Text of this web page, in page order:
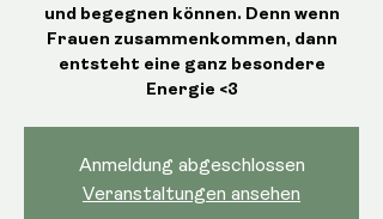
und begegnen können. Denn wenn
Frauen zusammenkommen, dann
entsteht eine ganz besondere
Energie <3
Anmeldung abgeschlossen
Veranstaltungen ansehen